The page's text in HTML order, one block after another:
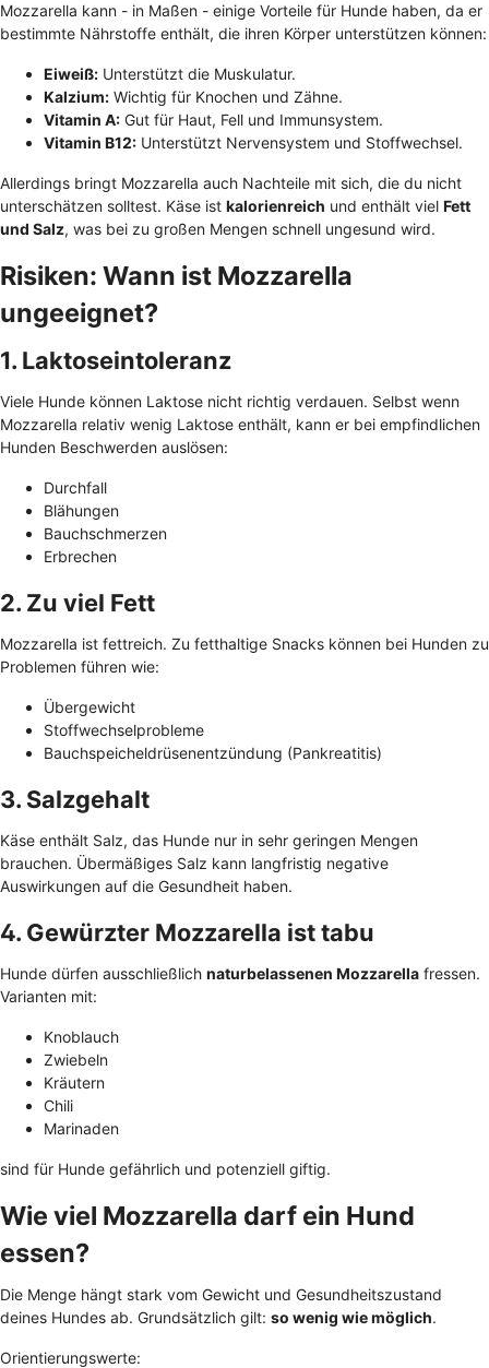
Mozzarella kann - in Maßen - einige Vorteile für Hunde haben, da er
bestimmte Nährstoffe enthält, die ihren Körper unterstützen können:
Eiweiß: Unterstützt die Muskulatur.
Kalzium: Wichtig für Knochen und Zähne.
Vitamin A: Gut für Haut, Fell und Immunsystem.
Vitamin B12: Unterstützt Nervensystem und Stoffwechsel.
Allerdings bringt Mozzarella auch Nachteile mit sich, die du nicht
unterschätzen solltest. Käse ist kalorienreich und enthält viel Fett
und Salz, was bei zu großen Mengen schnell ungesund wird.
Risiken: Wann ist Mozzarella
ungeeignet?
1. Laktoseintoleranz
Viele Hunde können Laktose nicht richtig verdauen. Selbst wenn
Mozzarella relativ wenig Laktose enthält, kann er bei empfindlichen
Hunden Beschwerden auslösen:
Durchfall
Blähungen
Bauchschmerzen
Erbrechen
2. Zu viel Fett
Mozzarella ist fettreich. Zu fetthaltige Snacks können bei Hunden zu
Problemen führen wie:
Übergewicht
Stoffwechselprobleme
Bauchspeicheldrüsenentzündung (Pankreatitis)
3. Salzgehalt
Käse enthält Salz, das Hunde nur in sehr geringen Mengen
brauchen. Übermäßiges Salz kann langfristig negative
Auswirkungen auf die Gesundheit haben.
4. Gewürzter Mozzarella ist tabu
Hunde dürfen ausschließlich naturbelassenen Mozzarella fressen.
Varianten mit:
Knoblauch
Zwiebeln
Kräutern
Chili
Marinaden
sind für Hunde gefährlich und potenziell giftig.
Wie viel Mozzarella darf ein Hund
essen?
Die Menge hängt stark vom Gewicht und Gesundheitszustand
deines Hundes ab. Grundsätzlich gilt: so wenig wie möglich.
Orientierungswerte: